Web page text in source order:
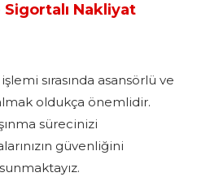
Nakliyat
sırasında asansörlü ve
oldukça önemlidir.
sürecinizi
güvenliğini